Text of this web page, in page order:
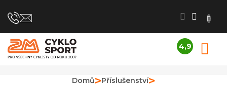
na
4,9
Domů
Příslušenství